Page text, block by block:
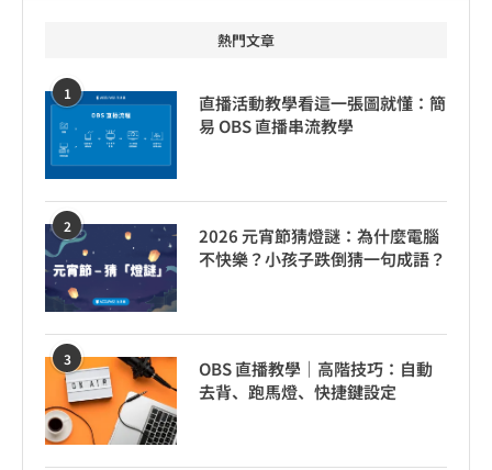
熱門文章
1
直播活動教學看這一張圖就懂：簡
易 OBS 直播串流教學
2
2026 元宵節猜燈謎：為什麼電腦
不快樂？小孩子跌倒猜一句成語？
3
OBS 直播教學｜高階技巧：自動
去背、跑馬燈、快捷鍵設定